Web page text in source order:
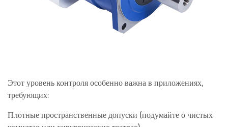
Этот уровень контроля особенно важна в приложениях,
требующих:
Плотные пространственные допуски (подумайте о чистых